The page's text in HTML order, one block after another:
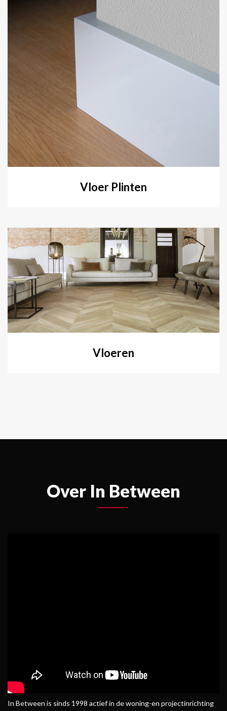
Vloer Plinten
Vloeren
Over In Between
In Between is sinds 1998 actief in de woning-en projectinrichting